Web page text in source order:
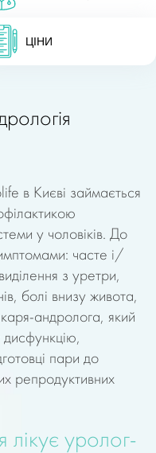
ЦІНИ
в Києві займається
у чоловіків. До
часте і/
з уретри,
болі внизу живота,
андролога, який
дисфункцію,
пари до
репродуктивних
лікує уролог-